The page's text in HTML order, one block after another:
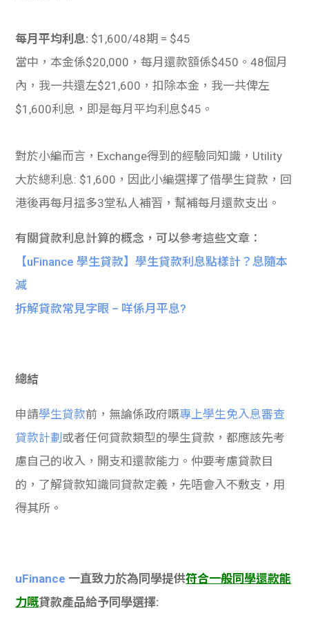
每月平均利息: $1,600/48期 = $45
當中，本金係$20,000，每月還款額係$450。48個月
內，我一共還左$21,600，扣除本金，我一共俾左
$1,600利息，即是每月平均利息$45。
對於小編而言，Exchange得到的經驗同知識，Utility
大於總利息: $1,600，因此小編選擇了借學生貸款，回
港後再每月搵多3堂私人補習，幫補每月還款支出。
有關貸款利息計算的概念，可以參考這些文章：
【uFinance 學生貸款】學生貸款利息點樣計？息隨本
減
拆解貸款常見字眼 – 咩係月平息?
總結
申請學生貸款前，無論係政府嘅專上學生免入息審查
貸款計劃 或者任何貸款類型的學生貸款，都應該先考
慮自己的收入，開支和還款能力。仲要考慮貸款目
的，了解貸款知識同貸款定義，先唔會入不敷支，用
得其所。
uFinance 一直致力於為同學提供符合一般同學還款能
力嘅貸款產品給予同學選擇: